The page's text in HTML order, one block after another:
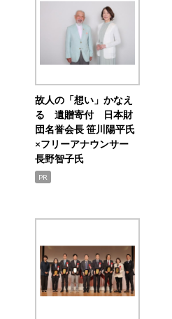
故人の「想い」かなえ
る 遺贈寄付 日本財
団名誉会長 笹川陽平氏
×フリーアナウンサー
長野智子氏
PR